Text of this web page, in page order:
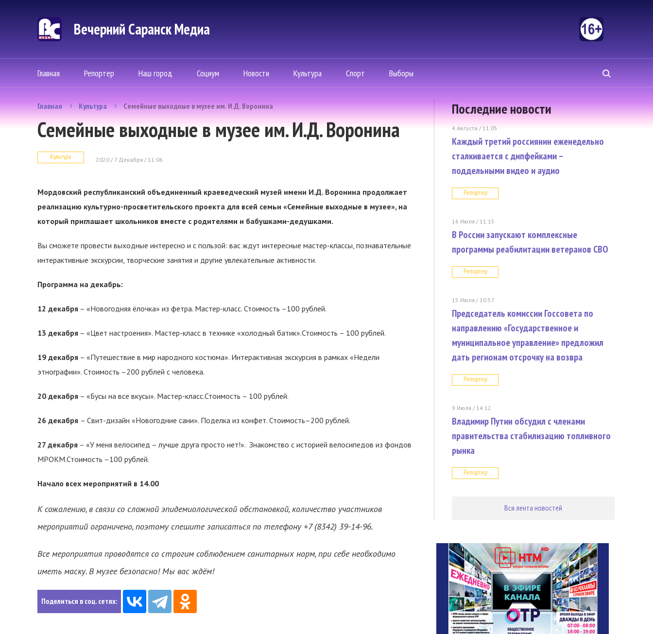
Вечерний Саранск Mедиа
Главная Репортер Наш город Социум Новости Культура Спорт Выборы
Главная Культура Семейные выходные в музее им. И.Д. Воронина
Семейные выходные в музее им. И.Д. Воронина
Культура 2020 / 7 Декабря / 11:06
Мордовский республиканский объединенный краеведческий музей имени И.Д. Воронина продолжает
реализацию культурно-просветительского проекта для всей семьи «Семейные выходные в музее», на
который приглашает школьников вместе с родителями и бабушками-дедушками.
Вы сможете провести выходные интересно и с пользой: вас ждут интересные мастер-классы, познавательные
интерактивные экскурсии, творческие занятия и другие увлекательные активности.
Программа на декабрь:
12 декабря – «Новогодняя ёлочка» из фетра. Мастер-класс. Стоимость –100 рублей.
13 декабря – «Цвет настроения». Мастер-класс в технике «холодный батик».Стоимость – 100 рублей.
19 декабря – «Путешествие в мир народного костюма». Интерактивная экскурсия в рамках «Недели
этнографии». Стоимость –200 рублей с человека.
20 декабря – «Бусы на все вкусы». Мастер-класс.Стоимость – 100 рублей.
26 декабря – Свит-дизайн «Новогодние сани». Поделка из конфет. Стоимость–200 рублей.
27 декабря – «У меня велосипед – лучше друга просто нет!». Знакомство с историей велосипедов из фондов
МРОКМ.Стоимость –100 рублей.
Начало всех мероприятий в 14.00
К сожалению, в связи со сложной эпидемиологической обстановкой, количество участников
мероприятий ограничено, поэтому спешите записаться по телефону +7 (8342) 39-14-96.
Все мероприятия проводятся со строгим соблюдением санитарных норм, при себе необходимо
иметь маску. В музее безопасно! Мы вас ждём!
Поделиться в соц. сетях:
Последние новости
4 Августа / 11:05
Каждый третий россиянин еженедельно
сталкивается с дипфейками –
поддельными видео и аудио
Репортер
16 Июля / 11:15
В России запускают комплексные
программы реабилитации ветеранов СВО
Репортер
15 Июля / 10:57
Председатель комиссии Госсовета по
направлению «Государственное и
муниципальное управление» предложил
дать регионам отсрочку на возвра
Репортер
9 Июля / 14:12
Владимир Путин обсудил с членами
правительства стабилизацию топливного
рынка
Репортер
Вся лента новостей